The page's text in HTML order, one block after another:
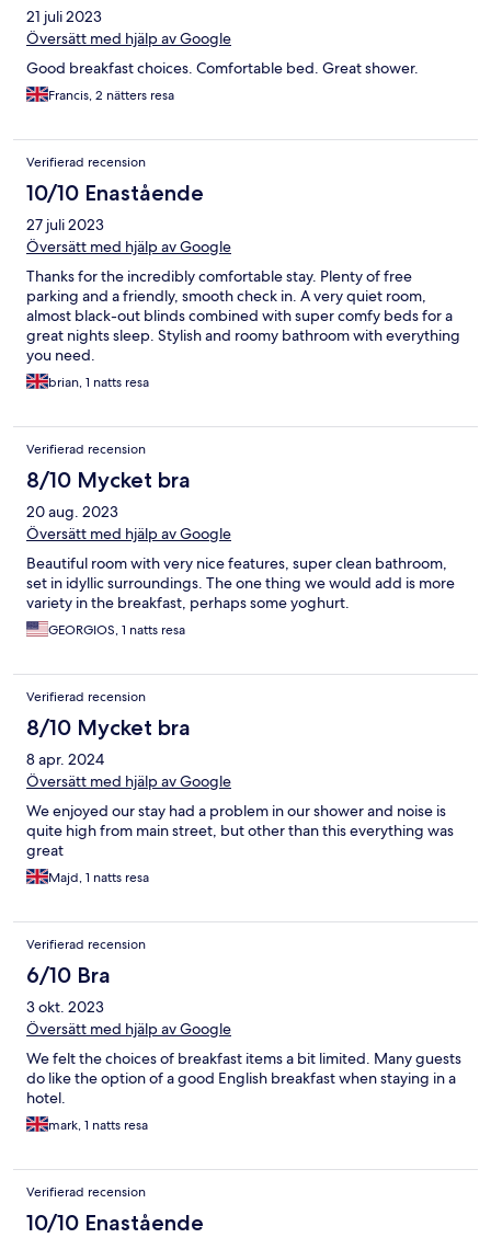
21 juli 2023
Översätt med hjälp av Google
Good breakfast choices. Comfortable bed. Great shower.
Francis, 2 nätters resa
Verifierad recension
10/10 Enastående
27 juli 2023
Översätt med hjälp av Google
Thanks for the incredibly comfortable stay. Plenty of free
parking and a friendly, smooth check in. A very quiet room,
almost black-out blinds combined with super comfy beds for a
great nights sleep. Stylish and roomy bathroom with everything
you need.
brian, 1 natts resa
Verifierad recension
8/10 Mycket bra
20 aug. 2023
Översätt med hjälp av Google
Beautiful room with very nice features, super clean bathroom,
set in idyllic surroundings. The one thing we would add is more
variety in the breakfast, perhaps some yoghurt.
GEORGIOS, 1 natts resa
Verifierad recension
8/10 Mycket bra
8 apr. 2024
Översätt med hjälp av Google
We enjoyed our stay had a problem in our shower and noise is
quite high from main street, but other than this everything was
great
Majd, 1 natts resa
Verifierad recension
6/10 Bra
3 okt. 2023
Översätt med hjälp av Google
We felt the choices of breakfast items a bit limited. Many guests
do like the option of a good English breakfast when staying in a
hotel.
mark, 1 natts resa
Verifierad recension
10/10 Enastående